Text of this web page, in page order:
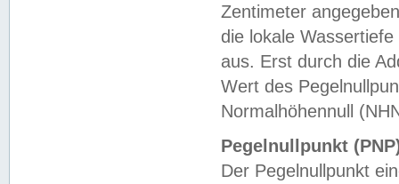
Zentimeter
die lokale
aus. Erst durch die
Wert des
Normalhöhennull
Pegelnullpunkt
Der Pegelnullpunkt